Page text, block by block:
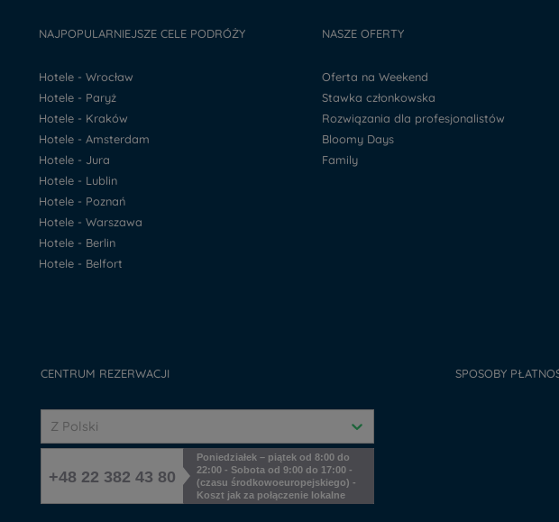
NAJPOPULARNIEJSZE CELE PODRÓŻY
Hotele - Wrocław
Hotele - Paryż
Hotele - Kraków
Hotele - Amsterdam
Hotele - Jura
Hotele - Lublin
Hotele - Poznań
Hotele - Warszawa
Hotele - Berlin
Hotele - Belfort
NASZE OFERTY
Oferta na Weekend
Stawka członkowska
Rozwiązania dla profesjonalistów
Bloomy Days
Family
CENTRUM REZERWACJI
Z Polski
+48 22 382 43 80
Poniedziałek – piątek od 8:00 do
22:00 - Sobota od 9:00 do 17:00 -
(czasu środkowoeuropejskiego) -
Koszt jak za połączenie lokalne
SPOSOBY